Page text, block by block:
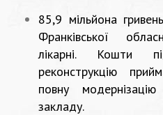
85,9 мільйона
Франківської
лікарні. Кошти
реконструкцію
повну
закладу.